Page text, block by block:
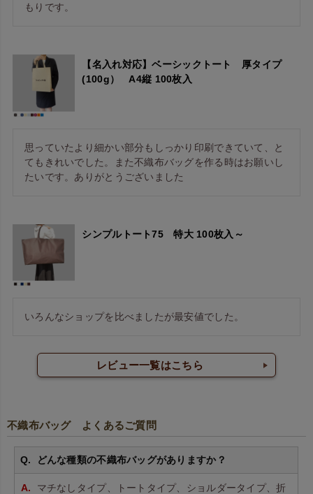
もりです。
【名入れ対応】ベーシックトート 厚タイプ
(100g） A4縦 100枚入
思っていたより細かい部分もしっかり印刷できていて、と
てもきれいでした。また不織布バッグを作る時はお願いし
たいです。ありがとうございました
シンプルトート75 特大 100枚入～
いろんなショップを比べましたが最安値でした。
レビュー一覧はこちら
不織布バッグ よくあるご質問
どんな種類の不織布バッグがありますか？
マチなしタイプ、トートタイプ、ショルダータイプ、折